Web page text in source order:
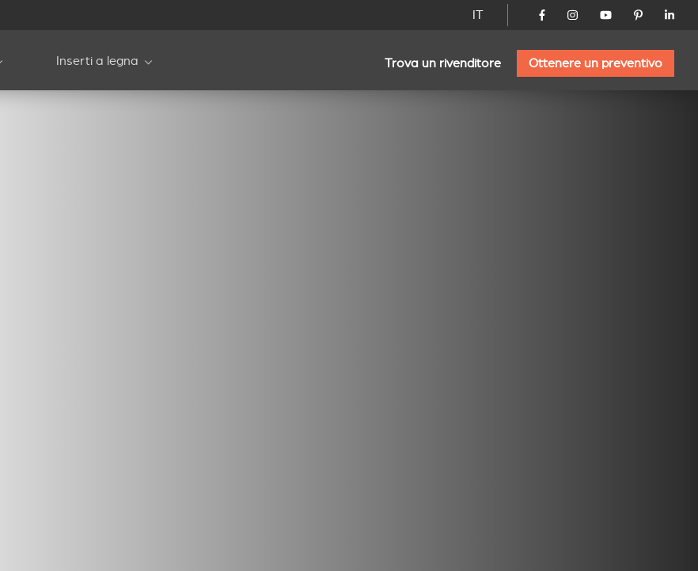
IT
Inserti a legna Trova un rivenditore Ottenere un preventivo